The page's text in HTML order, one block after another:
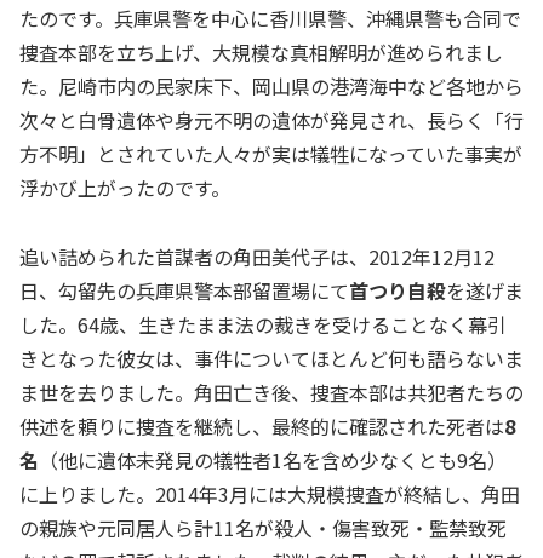
たのです。兵庫県警を中心に香川県警、沖縄県警も合同で
捜査本部を立ち上げ、大規模な真相解明が進められまし
た。尼崎市内の民家床下、岡山県の港湾海中など各地から
次々と白骨遺体や身元不明の遺体が発見され、長らく「行
方不明」とされていた人々が実は犠牲になっていた事実が
浮かび上がったのです。
追い詰められた首謀者の角田美代子は、2012年12月12
日、勾留先の兵庫県警本部留置場にて首つり自殺を遂げま
した。64歳、生きたまま法の裁きを受けることなく幕引
きとなった彼女は、事件についてほとんど何も語らないま
ま世を去りました。角田亡き後、捜査本部は共犯者たちの
供述を頼りに捜査を継続し、最終的に確認された死者は8
名 （他に遺体未発見の犠牲者1名を含め少なくとも9名）
に上りました。2014年3月には大規模捜査が終結し、角田
の親族や元同居人ら計11名が殺人・傷害致死・監禁致死